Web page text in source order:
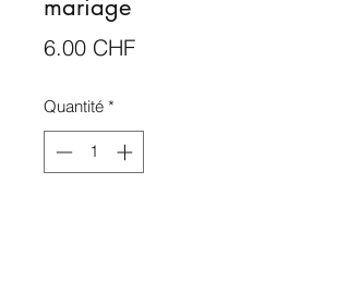
mariage
6.00 CHFPrix
Quantité *